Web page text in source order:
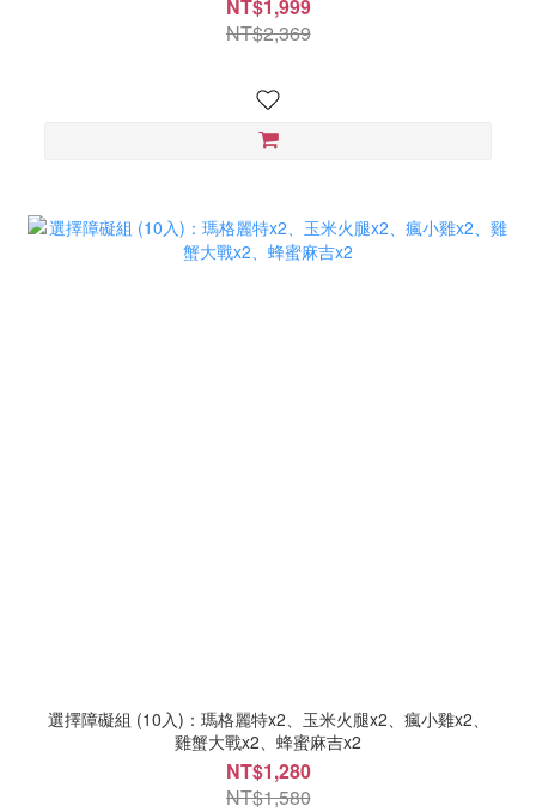
NT$1,999
NT$2,369
選擇障礙組 (10入)：瑪格麗特x2、玉米火腿x2、瘋小雞x2、
雞蟹大戰x2、蜂蜜麻吉x2
NT$1,280
NT$1,580